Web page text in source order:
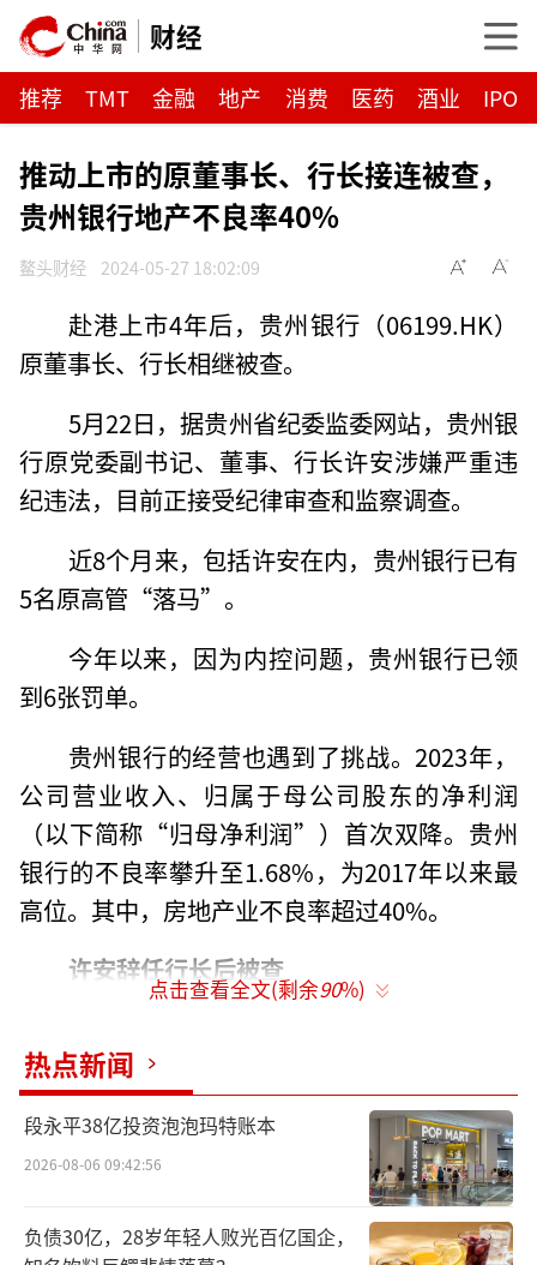
财经
推荐 TMT 金融 地产 消费 医药 酒业 IPO
推动上市的原董事长、行长接连被查，
贵州银行地产不良率40%
鳌头财经 2024-05-27 18:02:09
赴港上市4年后，贵州银行（06199.HK）
原董事长、行长相继被查。
5月22日，据贵州省纪委监委网站，贵州银
行原党委副书记、董事、行长许安涉嫌严重违
纪违法，目前正接受纪律审查和监察调查。
近8个月来，包括许安在内，贵州银行已有
5名原高管“落马”。
今年以来，因为内控问题，贵州银行已领
到6张罚单。
贵州银行的经营也遇到了挑战。2023年，
公司营业收入、归属于母公司股东的净利润
（以下简称“归母净利润”）首次双降。贵州
银行的不良率攀升至1.68%，为2017年以来最
高位。其中，房地产业不良率超过40%。
许安辞任行长后被查
高度关注。
最新消息显示，5月22日，贵州银行原党委
副书记、董事、行长许安涉嫌严重违纪违法，
目前正接受贵州省纪委监委纪律审查和监察调
查。
点击查看全文(剩余90%)
热点新闻
段永平38亿投资泡泡玛特账本
2026-08-06 09:42:56
负债30亿，28岁年轻人败光百亿国企，